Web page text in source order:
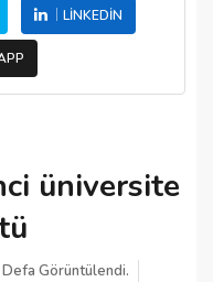
LINKEDIN
üniversite
Defa Görüntülendi.